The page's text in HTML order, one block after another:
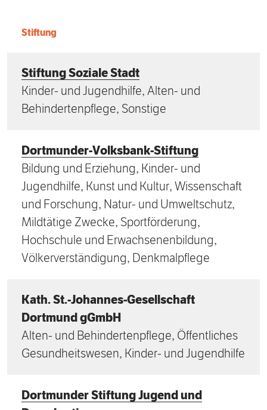
Stiftung
Stiftung Soziale Stadt
Kinder- und Jugendhilfe, Alten- und
Behindertenpflege, Sonstige
Dortmunder-Volksbank-Stiftung
Bildung und Erziehung, Kinder- und
Jugendhilfe, Kunst und Kultur, Wissenschaft
und Forschung, Natur- und Umweltschutz,
Mildtätige Zwecke, Sportförderung,
Hochschule und Erwachsenenbildung,
Völkerverständigung, Denkmalpflege
Kath. St.-Johannes-Gesellschaft
Dortmund gGmbH
Alten- und Behindertenpflege, Öffentliches
Gesundheitswesen, Kinder- und Jugendhilfe
Dortmunder Stiftung Jugend und